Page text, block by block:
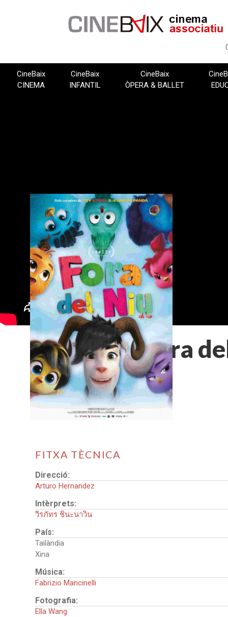
CineBaix
CINEMA
CineBaix
INFANTIL
CineBaix
ÒPERA & BALLET
Fora
FITXA TÈCNICA
Direcció:
Arturo Hernandez
Intèrprets:
วีรภัทร ชินะนาวิน
País:
Tailàndia
Xina
Música:
Fabrizio Mancinelli
Fotografia:
Ella Wang